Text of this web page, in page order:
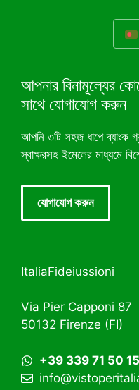
আপনার বিনামূল্যের
সাথে যোগাযোগ করুন
আপনি ৩টি সহজ ধাপে ব্যাংক
স্বাক্ষরসহ ইমেলের মাধ্যমে
যোগাযোগ করুন
ItaliaFideiussioni
Via Pier Capponi 87
50132 Firenze (FI)
+39 339 71 50